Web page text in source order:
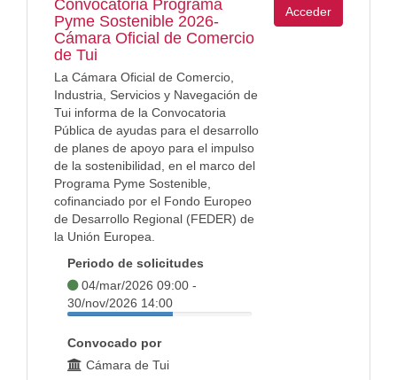
Convocatoria Programa
Pyme Sostenible 2026-
Cámara Oficial de Comercio
de Tui
La Cámara Oficial de Comercio,
Industria, Servicios y Navegación de
Tui informa de la Convocatoria
Pública de ayudas para el desarrollo
de planes de apoyo para el impulso
de la sostenibilidad, en el marco del
Programa Pyme Sostenible,
cofinanciado por el Fondo Europeo
de Desarrollo Regional (FEDER) de
la Unión Europea.
Periodo de solicitudes
04/mar/2026 09:00 -
30/nov/2026 14:00
Convocado por
Cámara de Tui
Acceder